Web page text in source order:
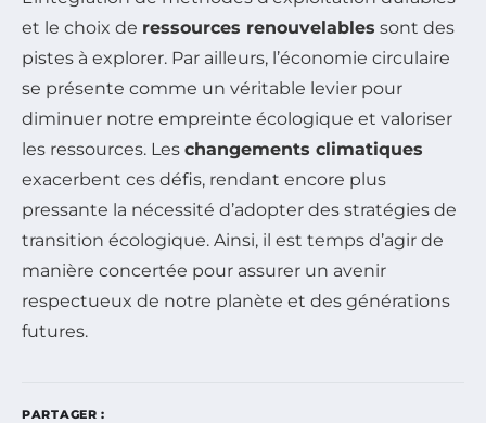
et le choix de ressources renouvelables sont des
pistes à explorer. Par ailleurs, l’économie circulaire
se présente comme un véritable levier pour
diminuer notre empreinte écologique et valoriser
les ressources. Les changements climatiques
exacerbent ces défis, rendant encore plus
pressante la nécessité d’adopter des stratégies de
transition écologique. Ainsi, il est temps d’agir de
manière concertée pour assurer un avenir
respectueux de notre planète et des générations
futures.
PARTAGER :